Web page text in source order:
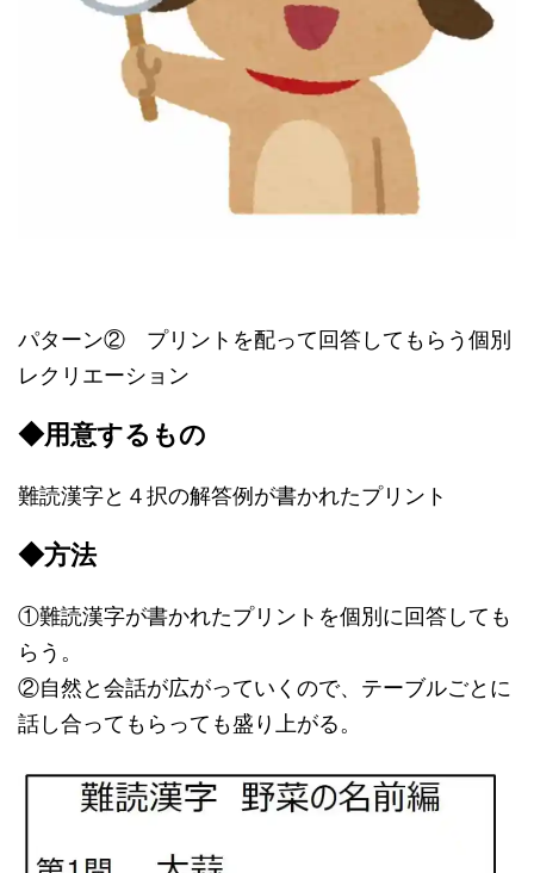
パターン② プリントを配って回答してもらう個別
レクリエーション
◆用意するもの
難読漢字と４択の解答例が書かれたプリント
◆方法
①難読漢字が書かれたプリントを個別に回答しても
らう。
②自然と会話が広がっていくので、テーブルごとに
話し合ってもらっても盛り上がる。